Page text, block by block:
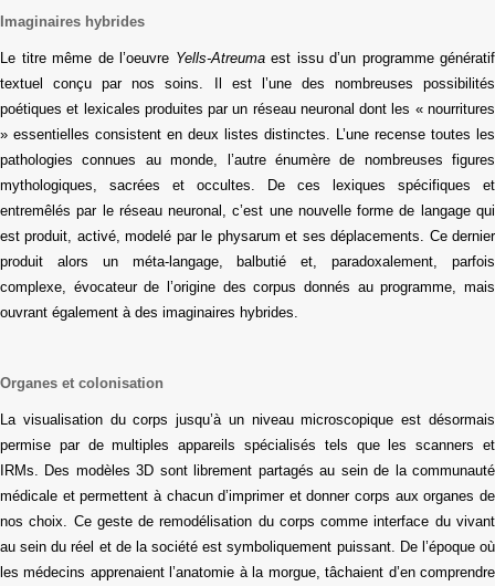
Imaginaires hybrides
Le titre même de l’oeuvre Yells-Atreumaest issu d’un programme génératif
textuel conçu par nos soins. Il est l’une des nombreuses possibilités
poétiques et lexicales produites par un réseau neuronal dont les « nourritures
» essentielles consistent en deux listes distinctes. L’une recense toutes les
pathologies connues au monde, l’autre énumère de nombreuses figures
mythologiques, sacrées et occultes. De ces lexiques spécifiques et
entremêlés par le réseau neuronal, c’est une nouvelle forme de langage qui
est produit, activé, modelé par le physarum et ses déplacements. Ce dernier
produit alors un méta-langage, balbutié et, paradoxalement, parfois
complexe, évocateur de l’origine des corpus donnés au programme, mais
ouvrant également à des imaginaires hybrides.
Organes et colonisation
La visualisation du corps jusqu’à un niveau microscopique est désormais
permise par de multiples appareils spécialisés tels que les scanners et
IRMs. Des modèles 3D sont librement partagés au sein de la communauté
médicale et permettent à chacun d’imprimer et donner corps aux organes de
nos choix. Ce geste de remodélisation du corps comme interface du vivant
au sein du réel et de la société est symboliquement puissant. De l’époque où
les médecins apprenaient l’anatomie à la morgue, tâchaient d’en comprendre